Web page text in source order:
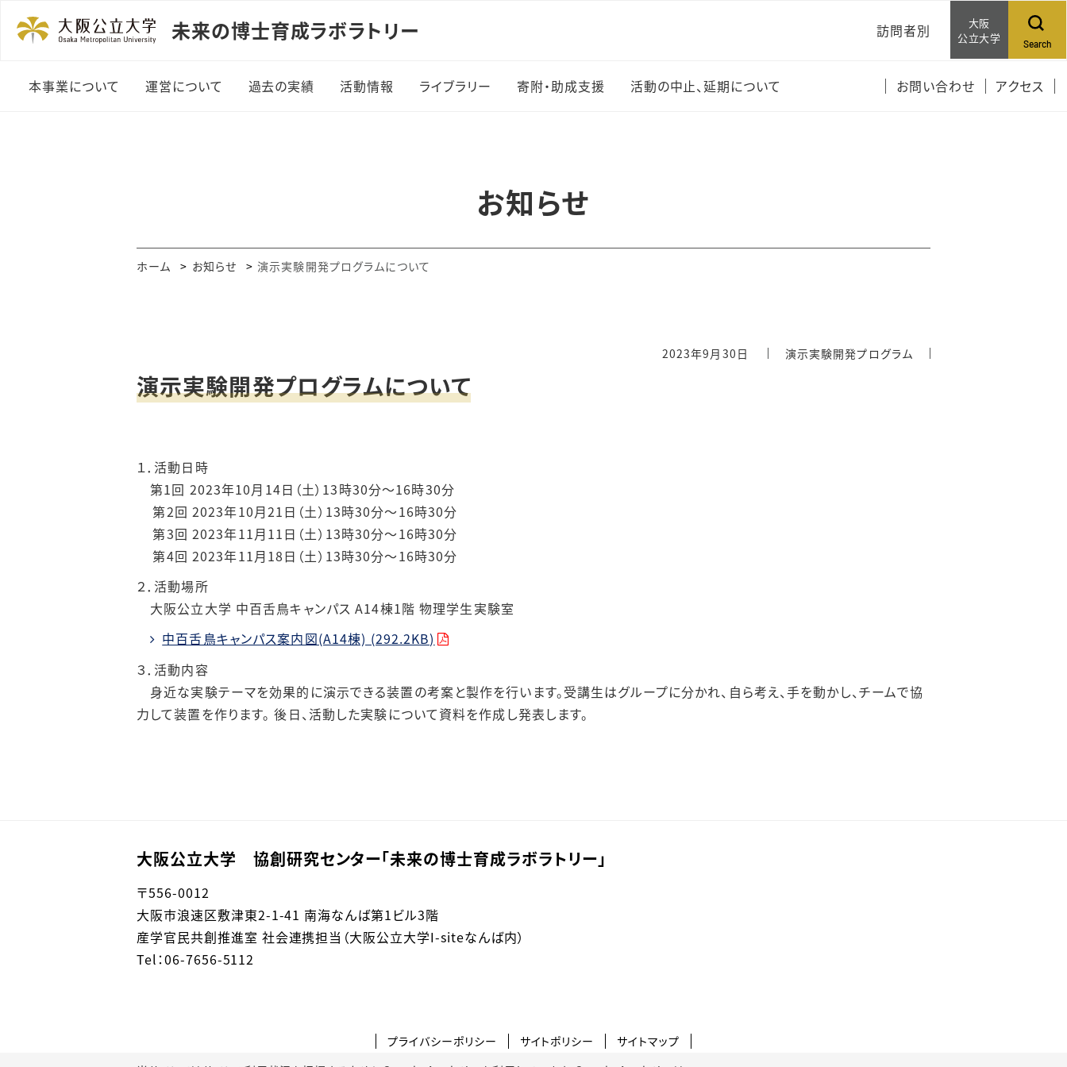
未来の博士育成ラボラトリー 訪問者別
受講生の皆さんへ
大阪
公立大学
Search
本事業について 運営について 過去の実績 活動情報 ライブラリー 寄附・助成支援 活動の中止、延期について お問い合わせ アクセス
お知らせ
ホーム お知らせ 演示実験開発プログラムについて
2023年9月30日 演示実験開発プログラム
演示実験開発プログラムについて
１．活動日時
第1回 2023年10月 14日（土） 13時30分～16時30分
第2回 2023年10月21日（土） 13時30分～16時30分
第3回 2023年11月 11日（土） 13時30分～16時30分
第4回 2023年11月 18日（土） 13時30分～16時30分
２．活動場所
大阪公立大学 中百舌鳥キャンパスA14棟1階 物理学生実験室
中百舌鳥キャンパス案内図(A14棟) (292.2KB)
３．活動内容
身近な実験テーマを効果的に演示できる装置の考案と製作を行います。受講生はグループに分かれ、自ら考え、手を動かし、チームで協
力して装置を作ります。 後日、活動した実験について資料を作成し発表します。
大阪公立大学 協創研究センター「未来の博士育成ラボラトリー」
〒556-0012
大阪市浪速区敷津東2-1-41 南海なんば第1ビル3階
産学官民共創推進室 社会連携担当（大阪公立大学I-siteなんば内）
Tel：06-7656-5112
プライバシーポリシー サイトポリシー サイトマップ